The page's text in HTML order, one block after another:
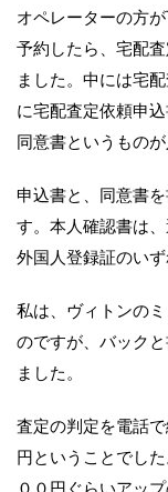
オペレーターの方
予約したら、宅配
ました。中には宅
に宅配査定依頼申
同意書というものが
申込書と、同意書
す。本人確認書は
外国人登録証のい
私は、ヴィトンの
のですが、バック
ました。
査定の判定を電話
円ということでし